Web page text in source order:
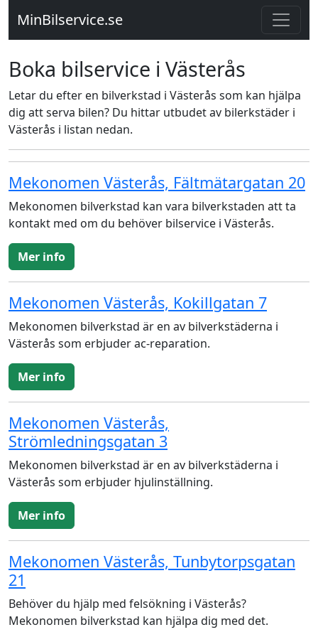
MinBilservice.se
Boka bilservice i Västerås
Letar du efter en bilverkstad i Västerås som kan hjälpa
dig att serva bilen? Du hittar utbudet av bilerkstäder i
Västerås i listan nedan.
Mekonomen Västerås, Fältmätargatan 20
Mekonomen bilverkstad kan vara bilverkstaden att ta
kontakt med om du behöver bilservice i Västerås.
Mer info
Mekonomen Västerås, Kokillgatan 7
Mekonomen bilverkstad är en av bilverkstäderna i
Västerås som erbjuder ac-reparation.
Mer info
Mekonomen Västerås,
Strömledningsgatan 3
Mekonomen bilverkstad är en av bilverkstäderna i
Västerås som erbjuder hjulinställning.
Mer info
Mekonomen Västerås, Tunbytorpsgatan
21
Behöver du hjälp med felsökning i Västerås?
Mekonomen bilverkstad kan hjälpa dig med det.